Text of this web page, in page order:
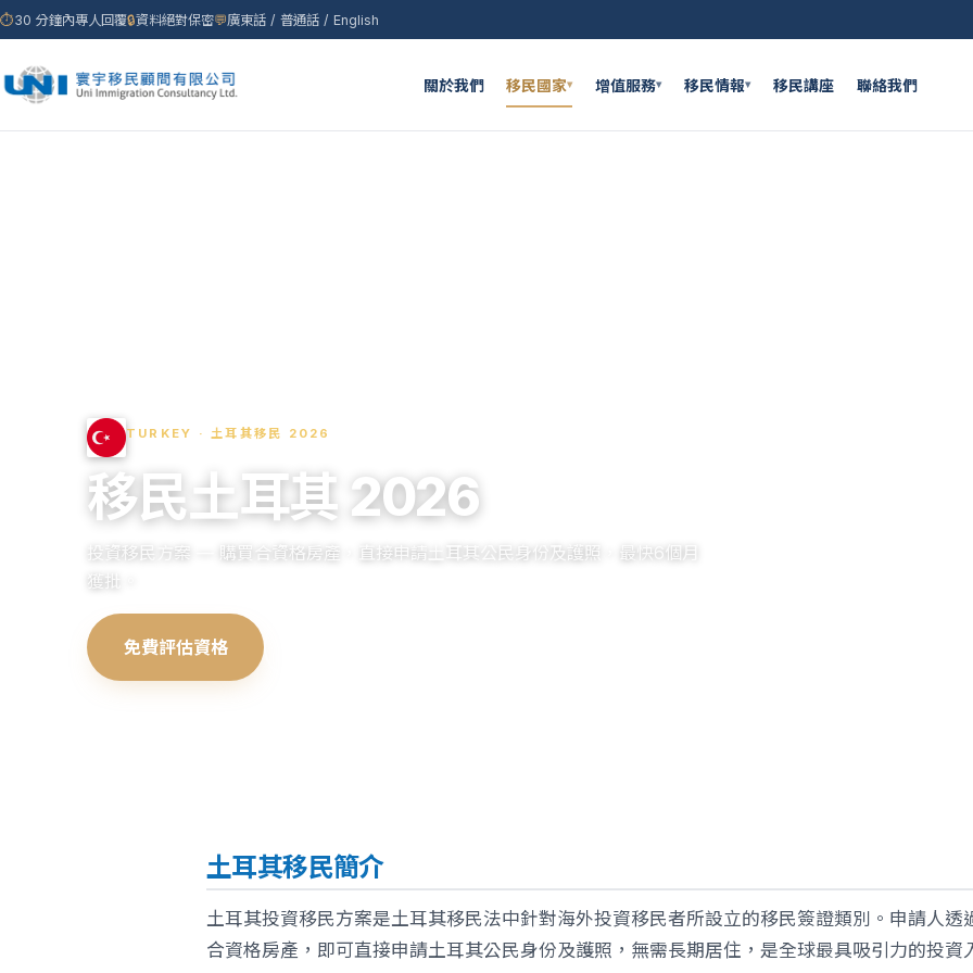
⏱30 分鐘內專人回覆🔒資料絕對保密💬廣東話 / 普通話 / English
關於我們 移民國家▾ 增值服務▾ 移民情報▾ 移民講座 聯絡我們
TURKEY · 土耳其移民 2026
移民土耳其 2026
投資移民方案 — 購買合資格房產，直接申請土耳其公民身份及護照，最快6個月
獲批。
免費評估資格
土耳其移民簡介
土耳其投資移民方案是土耳其移民法中針對海外投資移民者所設立的移民簽證類別。申請人透
合資格房產，即可直接申請土耳其公民身份及護照，無需長期居住，是全球最具吸引力的投資